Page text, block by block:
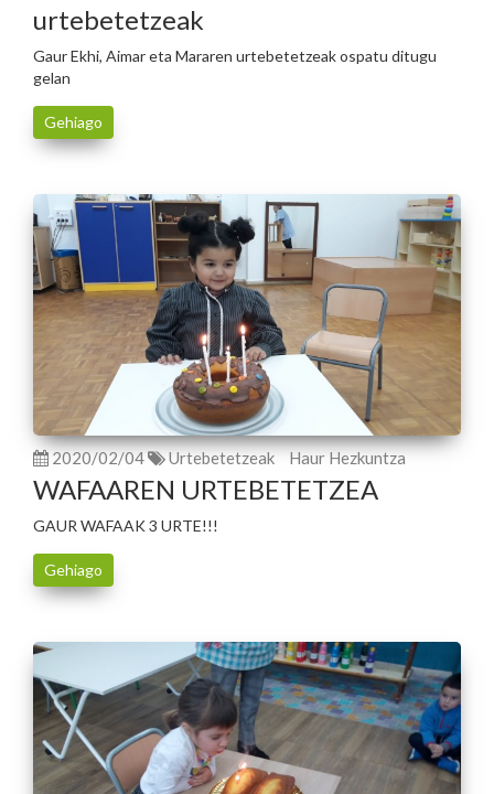
urtebetetzeak
Gaur Ekhi, Aimar eta Mararen urtebetetzeak ospatu ditugu
gelan
Gehiago
2020/02/04 Urtebetetzeak Haur Hezkuntza
WAFAAREN URTEBETETZEA
GAUR WAFAAK 3 URTE!!!
Gehiago